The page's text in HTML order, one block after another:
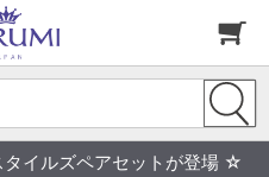
イルズペアセットが登場 ☆